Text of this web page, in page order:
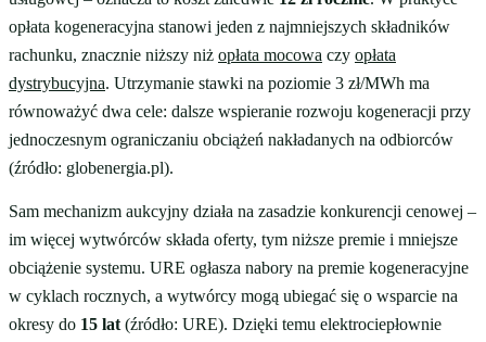
opłata kogeneracyjna stanowi jeden z najmniejszych składników
rachunku, znacznie niższy niż opłata mocowa czy opłata
dystrybucyjna. Utrzymanie stawki na poziomie 3 zł/MWh ma
równoważyć dwa cele: dalsze wspieranie rozwoju kogeneracji przy
jednoczesnym ograniczaniu obciążeń nakładanych na odbiorców
(źródło: globenergia.pl).
Sam mechanizm aukcyjny działa na zasadzie konkurencji cenowej –
im więcej wytwórców składa oferty, tym niższe premie i mniejsze
obciążenie systemu. URE ogłasza nabory na premie kogeneracyjne
w cyklach rocznych, a wytwórcy mogą ubiegać się o wsparcie na
okresy do 15 lat (źródło: URE). Dzięki temu elektrociepłownie